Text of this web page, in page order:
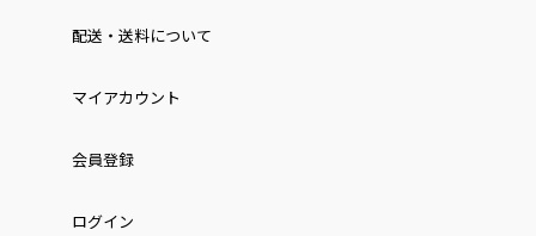
配送・送料について
マイアカウント
会員登録
ログイン